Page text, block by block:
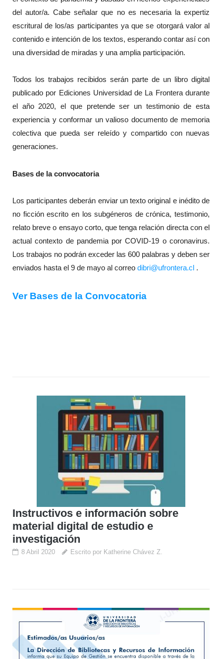
del autor/a. Cabe señalar que no es necesaria la expertiz
escritural de los/as participantes ya que se otorgará valor al
contenido e intención de los textos, esperando contar así con
una diversidad de miradas y una amplia participación.
Todos los trabajos recibidos serán parte de un libro digital
publicado por Ediciones Universidad de La Frontera durante
el año 2020, el que pretende ser un testimonio de esta
experiencia y conformar un valioso documento de memoria
colectiva que pueda ser releído y compartido con nuevas
generaciones.
Bases de la convocatoria
Los participantes deberán enviar un texto original e inédito de
no ficción escrito en los subgéneros de crónica, testimonio,
relato breve o ensayo corto, que tenga relación directa con el
actual contexto de pandemia por COVID-19 o coronavirus.
Los trabajos no podrán exceder las 600 palabras y deben ser
enviados hasta el 9 de mayo al correo dibri@ufrontera.cl.
Ver Bases de la Convocatoria
Instructivos e información sobre
material digital de estudio e
investigación
8 Abril 2020 Escrito por Katherine Chávez Z.